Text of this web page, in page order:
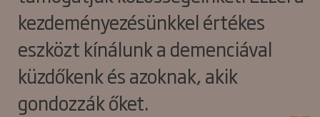
kezdeményezésünkkel értékes
eszközt kínálunk a demenciával
küzdőkenk és azoknak, akik
gondozzák őket.